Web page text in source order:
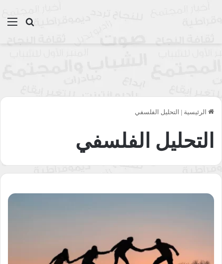
بحث
الرئيسية | التحليل الفلسفي
التحليل الفلسفي